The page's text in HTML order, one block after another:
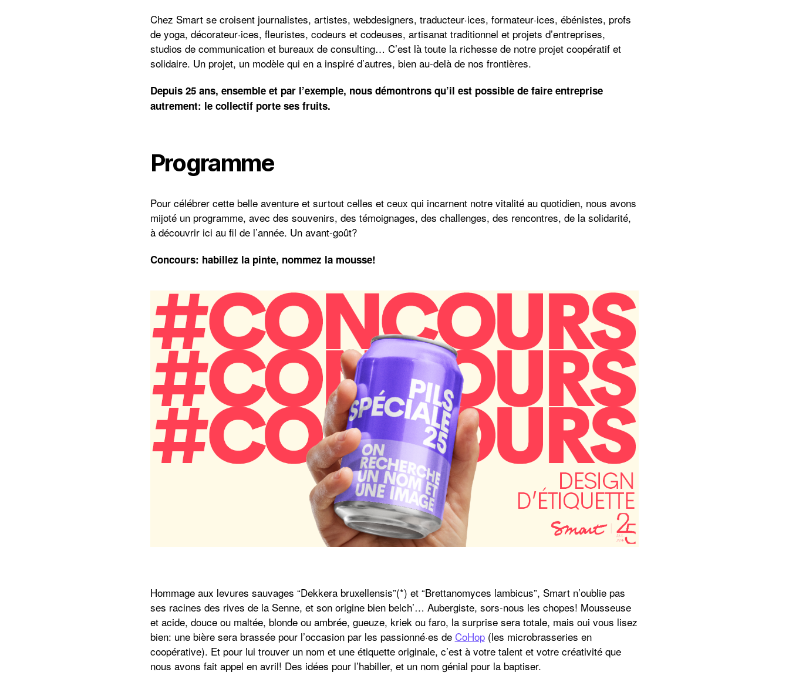
Chez Smart se croisent journalistes, artistes, webdesigners, traducteur·ices, formateur·ices, ébénistes, profs
de yoga, décorateur·ices, fleuristes, codeurs et codeuses, artisanat traditionnel et projets d’entreprises,
studios de communication et bureaux de consulting… C’est là toute la richesse de notre projet coopératif et
solidaire. Un projet, un modèle qui en a inspiré d’autres, bien au-delà de nos frontières.
Depuis 25 ans, ensemble et par l’exemple, nous démontrons qu’il est possible de faire entreprise
autrement: le collectif porte ses fruits.
Programme
Pour célébrer cette belle aventure et surtout celles et ceux qui incarnent notre vitalité au quotidien, nous avons
mijoté un programme, avec des souvenirs, des témoignages, des challenges, des rencontres, de la solidarité,
à découvrir ici au fil de l’année. Un avant-goût?
Concours: habillez la pinte, nommez la mousse!
Hommage aux levures sauvages “Dekkera bruxellensis”(*) et “Brettanomyces lambicus”, Smart n’oublie pas
ses racines des rives de la Senne, et son origine bien belch’… Aubergiste, sors-nous les chopes! Mousseuse
et acide, douce ou maltée, blonde ou ambrée, gueuze, kriek ou faro, la surprise sera totale, mais oui vous lisez
bien: une bière sera brassée pour l’occasion par les passionné·es de CoHop(les microbrasseries en
coopérative). Et pour lui trouver un nom et une étiquette originale, c’est à votre talent et votre créativité que
nous avons fait appel en avril! Des idées pour l’habiller, et un nom génial pour la baptiser.